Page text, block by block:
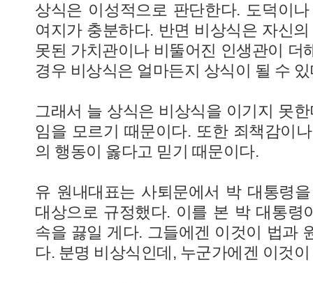
상식은 이성적으로 판단한다. 도덕이
여지가 충분하다. 반면 비상식은 자신
못된 가치관이나 비뚤어진 인생관이 더
경우 비상식은 얼마든지 상식이 될 수
그래서 늘 상식은 비상식을 이기지 못
임을 모르기 때문이다. 또한 죄책감이
의 행동이 옳다고 믿기 때문이다.
유 원내대표는 사퇴문에서 박 대통령을 ‘
대상으로 규정했다. 이를 본 박 대통령
속을 끓일 게다. 그들에겐 이것이 법과
다. 분명 비상식인데, 누군가에겐 이것